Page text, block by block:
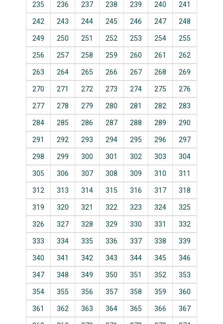
235 236 237 238 239 240 241
242 243 244 245 246 247 248
249 250 251 252 253 254 255
256 257 258 259 260 261 262
263 264 265 266 267 268 269
270 271 272 273 274 275 276
277 278 279 280 281 282 283
284 285 286 287 288 289 290
291 292 293 294 295 296 297
298 299 300 301 302 303 304
305 306 307 308 309 310 311
312 313 314 315 316 317 318
319 320 321 322 323 324 325
326 327 328 329 330 331 332
333 334 335 336 337 338 339
340 341 342 343 344 345 346
347 348 349 350 351 352 353
354 355 356 357 358 359 360
361 362 363 364 365 366 367